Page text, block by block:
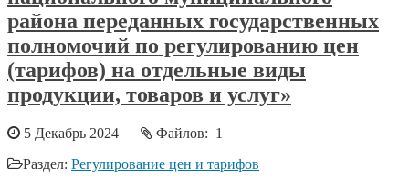
района переданных государственных
полномочий по регулированию цен
(тарифов) на отдельные виды
продукции, товаров и услуг»
5 Декабрь 2024
Файлов: 1
Раздел: Регулирование цен и тарифов